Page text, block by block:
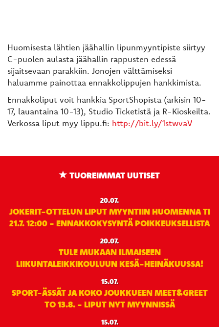
Huomisesta lähtien jäähallin lipunmyyntipiste siirtyy
C-puolen aulasta jäähallin rappusten edessä
sijaitsevaan parakkiin. Jonojen välttämiseksi
haluamme painottaa ennakkolippujen hankkimista.
Ennakkoliput voit hankkia SportShopista (arkisin 10-
17, lauantaina 10-13), Studio Ticketistä ja R-Kioskeilta.
Verkossa liput myy lippu.fi: http://bit.ly/1stwvaV
TUOREIMMAT UUTISET
20.07.
JOKERIT-OTTELUN LIPUT MYYNTIIN HUOMENNA TI
21.7. 12:00 - ENNAKKOKYSYNTÄ POIKKEUKSELLISTA
20.07.
TULE MUKAAN ILMAISEEN
LIIKUNTALEIKKIKOULUUN KESÄ-HEINÄKUUSSA!
15.07.
SPORT-ÄSSÄT JA KOKO JOUKKUEEN MEET&GREET
TO 13.8. - LIPUT NYT MYYNNISSÄ
15.07.